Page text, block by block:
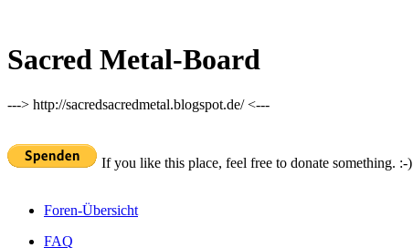
Sacred Metal-Board
---> http://sacredsacredmetal.blogspot.de/ <---
If you like this place, feel free to donate something. :-)
Foren-Übersicht
FAQ